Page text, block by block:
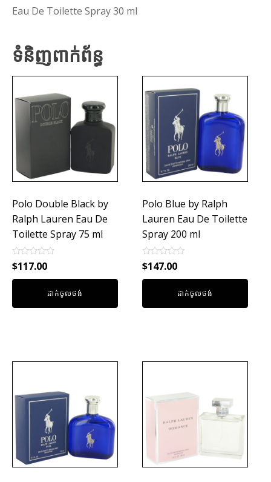
Eau De Toilette Spray 30 ml
ទំនិញពាក់ព័ន្ធ
Polo Double Black by
Ralph Lauren Eau De
Toilette Spray 75 ml
Rated
0
out
$117.00
ដាក់ចូលថង់
Polo Blue by Ralph
Lauren Eau De Toilette
Spray 200 ml
Rated
0
out
$147.00
ដាក់ចូលថង់